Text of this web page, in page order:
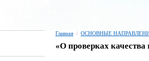
Главная / ОСНОВНЫЕ
«О проверках